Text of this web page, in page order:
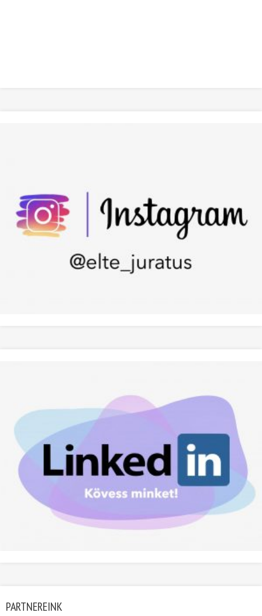
PARTNEREINK